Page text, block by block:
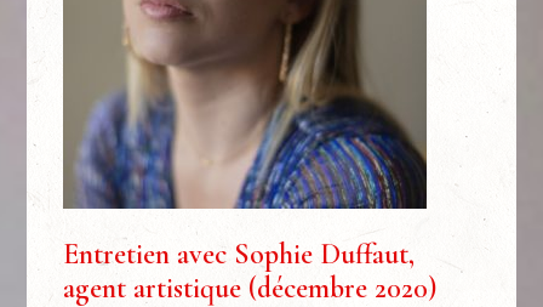
Entretien avec Sophie Duffaut,
agent artistique (décembre 2020)